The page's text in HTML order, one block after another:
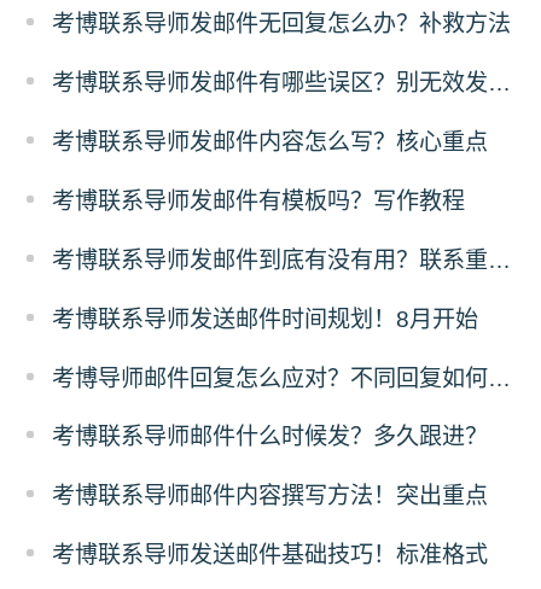
考博联系导师发邮件无回复怎么办？补救方法
考博联系导师发邮件有哪些误区？别无效发邮件
考博联系导师发邮件内容怎么写？核心重点
考博联系导师发邮件有模板吗？写作教程
考博联系导师发邮件到底有没有用？联系重要性
考博联系导师发送邮件时间规划！8月开始
考博导师邮件回复怎么应对？不同回复如何跟进？
考博联系导师邮件什么时候发？多久跟进？
考博联系导师邮件内容撰写方法！突出重点
考博联系导师发送邮件基础技巧！标准格式